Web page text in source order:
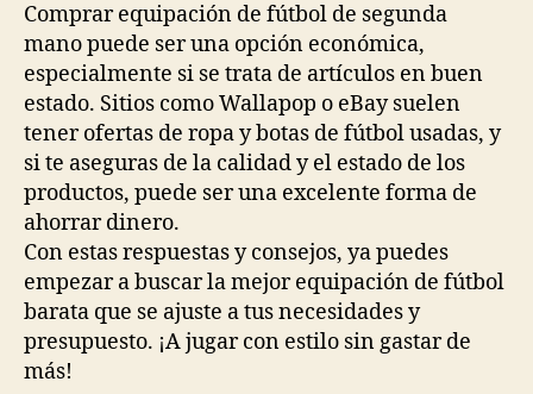
Comprar equipación de fútbol de segunda
mano puede ser una opción económica,
especialmente si se trata de artículos en buen
estado. Sitios como Wallapop o eBay suelen
tener ofertas de ropa y botas de fútbol usadas, y
si te aseguras de la calidad y el estado de los
productos, puede ser una excelente forma de
ahorrar dinero.
Con estas respuestas y consejos, ya puedes
empezar a buscar la mejor equipación de fútbol
barata que se ajuste a tus necesidades y
presupuesto. ¡A jugar con estilo sin gastar de
más!